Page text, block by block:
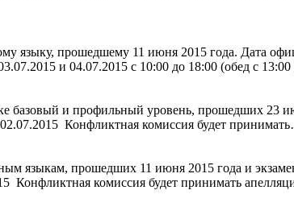
языку, прошедшему 11 июня 2015 года. Дата
и 04.07.2015 с 10:00 до 18:00 (обед с
базовый и профильный уровень, прошедших 23
Конфликтная комиссия будет
языкам, прошедших 11 июня 2015 года и
Конфликтная комиссия будет принимать